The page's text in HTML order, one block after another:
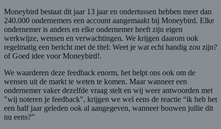
Moneybird bestaat dit jaar 13 jaar en ondertussen hebben meer dan
240.000 ondernemers een account aangemaakt bij Moneybird. Elke
ondernemer is anders en elke ondernemer heeft zijn eigen
werkwijze, wensen en verwachtingen. We krijgen daarom ook
regelmatig een bericht met de titel: Weet je wat echt handig zou zijn?
ofGoed idee voor Moneybird!.
We waarderen deze feedback enorm, het helpt ons ook om de
wensen uit de markt te weten te komen. Maar wanneer een
ondernemer vaker dezelfde vraag stelt en wij weer antwoorden met
"wij noteren je feedback", krijgen we wel eens de reactie “ik heb het
een half jaar geleden ook al aangegeven, wanneer bouwen jullie dit
nu eens?”